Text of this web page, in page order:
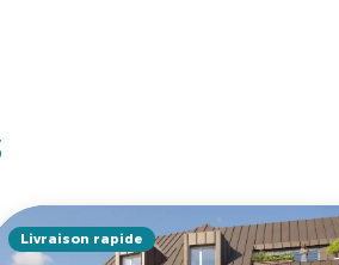
Livraison rapide